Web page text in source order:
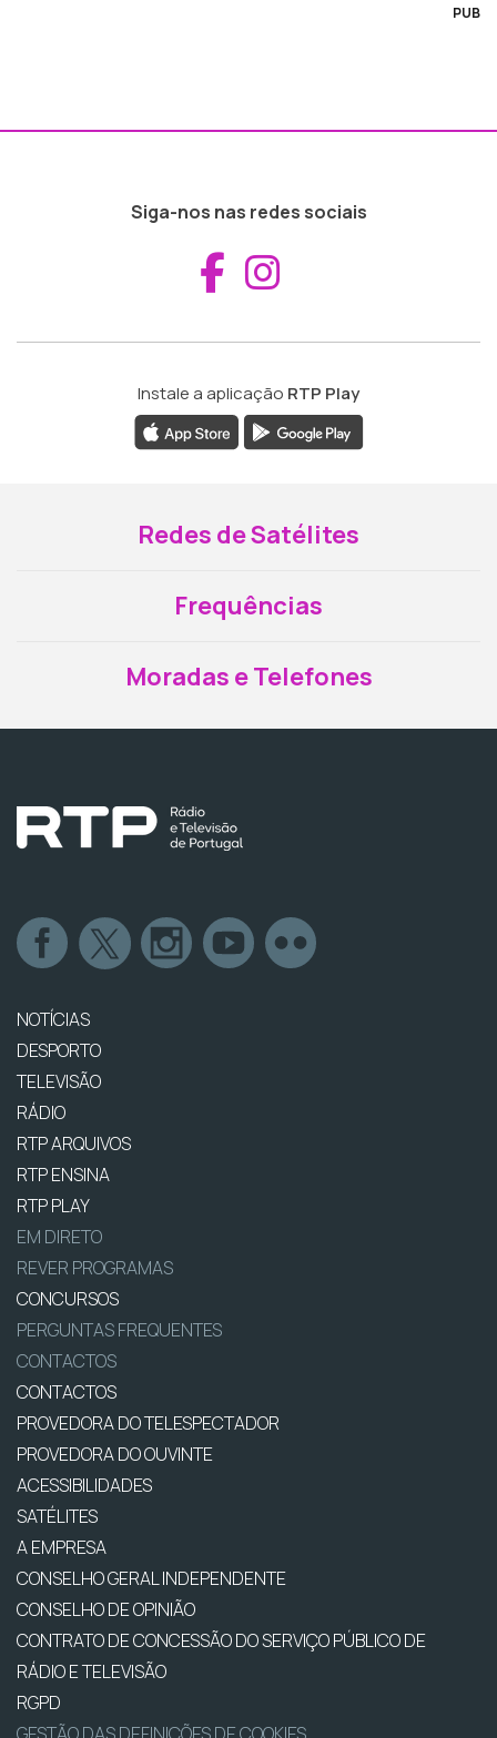
PUB
Siga-nos nas redes sociais
Aceder ao
Instale a aplicação RTP Play
Redes de Satélites
Frequências
Moradas e Telefones
NOTÍCIAS
DESPORTO
TELEVISÃO
RÁDIO
RTP ARQUIVOS
RTP ENSINA
RTP PLAY
EM DIRETO
REVER PROGRAMAS
CONCURSOS
PERGUNTAS FREQUENTES
CONTACTOS
CONTACTOS
PROVEDORA DO TELESPECTADOR
PROVEDORA DO OUVINTE
ACESSIBILIDADES
SATÉLITES
A EMPRESA
CONSELHO GERAL INDEPENDENTE
CONSELHO DE OPINIÃO
CONTRATO DE CONCESSÃO DO SERVIÇO PÚBLICO DE
RÁDIO E TELEVISÃO
RGPD